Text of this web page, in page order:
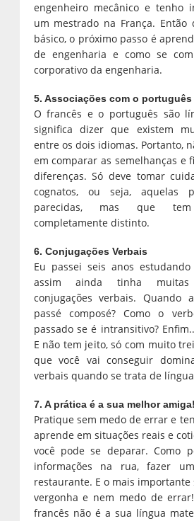
engenheiro mecânico e tenho
um mestrado na França.
básico, o próximo passo é
de engenharia e como se
corporativo da engenharia.
5. Associações com o português
O francês e o português são
significa dizer que existem
entre os dois idiomas. Portanto,
em comparar as semelhanças e
diferenças. Só deve tomar
cognatos, ou seja, aquelas
parecidas, mas que
completamente distinto.
6. Conjugações Verbais
Eu passei seis anos
assim ainda tinha
conjugações verbais.
passé composé? Como o
passado se é intransitivo?
E não tem jeito, só com muito
que você vai conseguir
verbais quando se trata de
7. A prática é a sua melhor amiga!
Pratique sem medo de errar e
aprende em situações reais e
você pode se deparar. Como
informações na rua, fazer
restaurante. E o mais
vergonha e nem medo de
francês não é a sua língua